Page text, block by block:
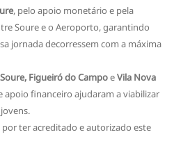
, pelo apoio monetário e pela
Soure e o Aeroporto, garantindo
jornada decorressem com a máxima
Figueiró do CampoeVila Nova
apoio financeiro ajudaram a viabilizar
por ter acreditado e autorizado este